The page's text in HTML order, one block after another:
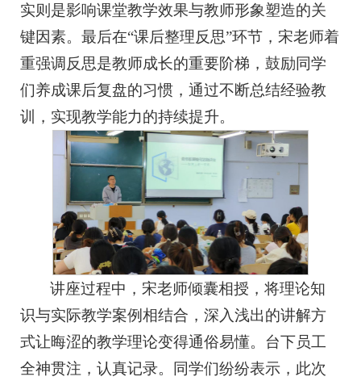
实则是影响课堂教学效果与教师形象塑造的关
键因素。最后在“课后整理反思”环节，宋老师着
重强调反思是教师成长的重要阶梯，鼓励同学
们养成课后复盘的习惯，通过不断总结经验教
训，实现教学能力的持续提升。
讲座过程中，宋老师倾囊相授，将理论知
识与实际教学案例相结合，深入浅出的讲解方
式让晦涩的教学理论变得通俗易懂。台下员工
全神贯注，认真记录。同学们纷纷表示，此次